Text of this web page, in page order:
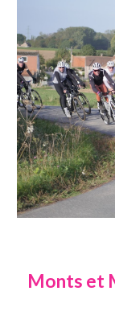
Monts et